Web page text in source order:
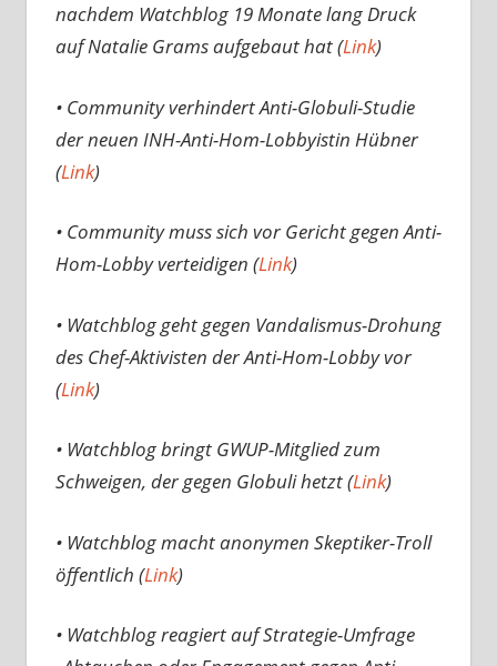
nachdem Watchblog 19 Monate lang Druck
auf Natalie Grams aufgebaut hat (Link)
• Community verhindert Anti-Globuli-Studie
der neuen INH-Anti-Hom-Lobbyistin Hübner
(Link)
• Community muss sich vor Gericht gegen Anti-
Hom-Lobby verteidigen (Link)
• Watchblog geht gegen Vandalismus-Drohung
des Chef-Aktivisten der Anti-Hom-Lobby vor
(Link)
• Watchblog bringt GWUP-Mitglied zum
Schweigen, der gegen Globuli hetzt (Link)
• Watchblog macht anonymen Skeptiker-Troll
öffentlich (Link)
• Watchblog reagiert auf Strategie-Umfrage